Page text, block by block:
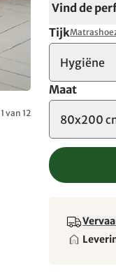
1 van 12
Vind de
Tijk
Hygiëne
Maat
80x200